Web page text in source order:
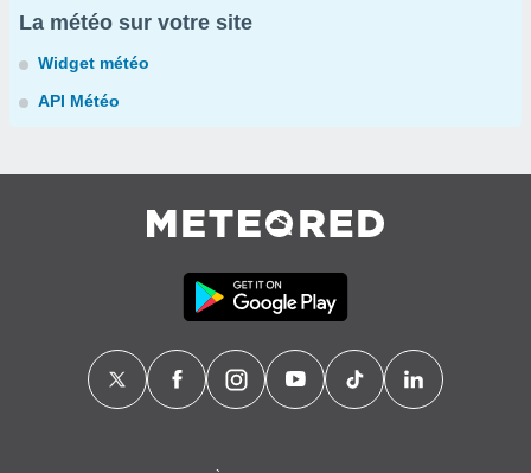
La météo sur votre site
Widget météo
API Météo